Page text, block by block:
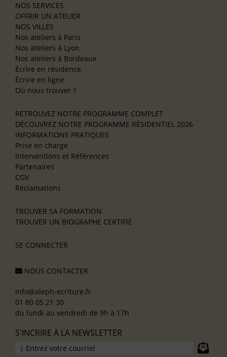
NOS SERVICES
OFFRIR UN ATELIER
NOS VILLES
Nos ateliers à Paris
Nos ateliers à Lyon
Nos ateliers à Bordeaux
Écrire en résidence
Écrire en ligne
Où nous trouver ?
RETROUVEZ NOTRE PROGRAMME COMPLET
DÉCOUVREZ NOTRE PROGRAMME RÉSIDENTIEL 2026
INFORMATIONS PRATIQUES
Prise en charge
Interventions et Références
Partenaires
CGV
Réclamations
TROUVER SA FORMATION
TROUVER UN BIOGRAPHE CERTIFIÉ
SE CONNECTER
NOUS CONTACTER
info@aleph-ecriture.fr
01 80 05 21 30
du lundi au vendredi de 9h à 17h
S'INCRIRE À LA NEWSLETTER